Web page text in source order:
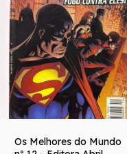
Os Melhores do Mundo